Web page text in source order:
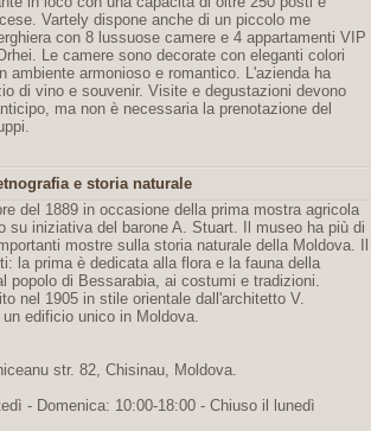
Vartely dispone anche di un piccolo me
con 8 lussuose camere e 4 appartamenti VIP
Le camere sono decorate con eleganti colori
ambiente armonioso e romantico. L'azienda ha
di vino e souvenir. Visite e degustazioni devono
ma non è necessaria la prenotazione del
e storia naturale
del 1889 in occasione della prima mostra agricola
su iniziativa del barone A. Stuart. Il museo ha più di
mostre sulla storia naturale della Moldova. Il
la prima è dedicata alla flora e la fauna della
popolo di Bessarabia, ai costumi e tradizioni.
nel 1905 in stile orientale dall'architetto V.
edificio unico in Moldova.
str. 82, Chisinau, Moldova.
- Domenica: 10:00-18:00 - Chiuso il lunedì